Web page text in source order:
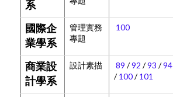
系
國際企
業學系
管理實務
專題
100
商業設
計學系
設計素描 89 /92 /93 /94
/100/101